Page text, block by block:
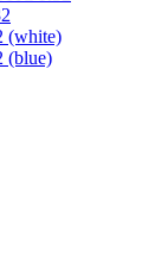
(white)
(blue)